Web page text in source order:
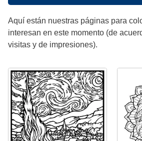
Aquí están nuestras páginas para
interesan en este momento (de
visitas y de impresiones).